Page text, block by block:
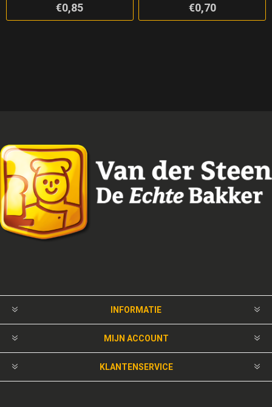
€0,85 €0,70
INFORMATIE
MIJN ACCOUNT
KLANTENSERVICE